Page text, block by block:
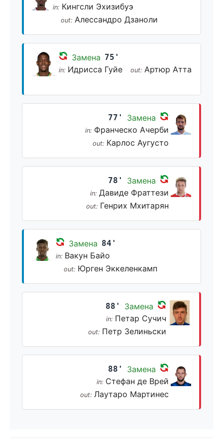
in: Кингсли Эхизибуэ
out: Алессандро Дзаноли
Замена 75'
in: Идрисса Гуйе out: Артюр Атта
77' Замена
in: Франческо Ачерби
out: Карлос Аугусто
78' Замена
in: Давиде Фраттези
out: Генрих Мхитарян
Замена 84'
in: Вакун Байо
out: Юрген Эккеленкамп
88' Замена
in: Петар Сучич
out: Петр Зелиньски
88' Замена
in: Стефан де Врей
out: Лаутаро Мартинес